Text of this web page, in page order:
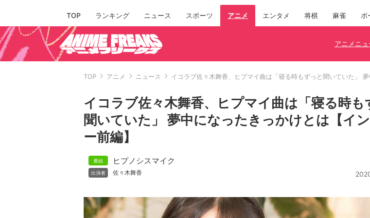
TOP ランキング ニュース スポーツ アニメ エンタメ 将棋 麻雀 ポ
アニメニュ
TOP アニメ ニュース イコラブ佐々木舞香、ヒプマイ曲は「寝る時もずっと聞いていた」
イコラブ佐々木舞香、ヒプマイ曲は「寝る時も
聞いていた」 夢中になったきっかけとは【イ
ー前編】
ヒプノシスマイク
佐々木舞香